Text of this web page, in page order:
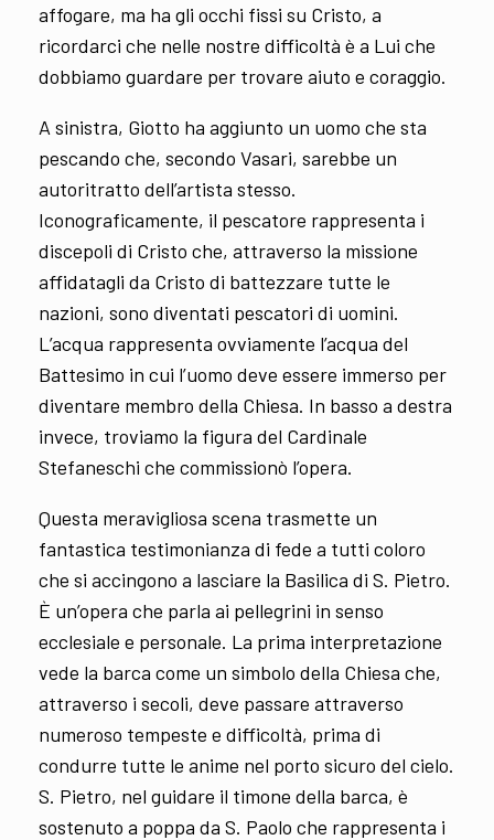
affogare, ma ha gli occhi fissi su Cristo, a
ricordarci che nelle nostre difficoltà è a Lui che
dobbiamo guardare per trovare aiuto e coraggio.
A sinistra, Giotto ha aggiunto un uomo che sta
pescando che, secondo Vasari, sarebbe un
autoritratto dell’artista stesso.
Iconograficamente, il pescatore rappresenta i
discepoli di Cristo che, attraverso la missione
affidatagli da Cristo di battezzare tutte le
nazioni, sono diventati pescatori di uomini.
L’acqua rappresenta ovviamente l’acqua del
Battesimo in cui l’uomo deve essere immerso per
diventare membro della Chiesa. In basso a destra
invece, troviamo la figura del Cardinale
Stefaneschi che commissionò l’opera.
Questa meravigliosa scena trasmette un
fantastica testimonianza di fede a tutti coloro
che si accingono a lasciare la Basilica di S. Pietro.
È un’opera che parla ai pellegrini in senso
ecclesiale e personale. La prima interpretazione
vede la barca come un simbolo della Chiesa che,
attraverso i secoli, deve passare attraverso
numeroso tempeste e difficoltà, prima di
condurre tutte le anime nel porto sicuro del cielo.
S. Pietro, nel guidare il timone della barca, è
sostenuto a poppa da S. Paolo che rappresenta i